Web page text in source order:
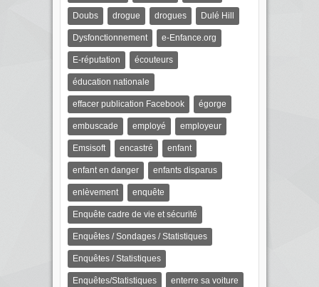
Doubs drogue drogues Dulé Hill
Dysfonctionnement e-Enfance.org
E-réputation écouteurs
éducation nationale
effacer publication Facebook égorge
embuscade employé employeur
Emsisoft encastré enfant
enfant en danger enfants disparus
enlèvement enquête
Enquête cadre de vie et sécurité
Enquêtes / Sondages / Statistiques
Enquêtes / Statistiques
Enquêtes/Statistiques enterre sa voiture